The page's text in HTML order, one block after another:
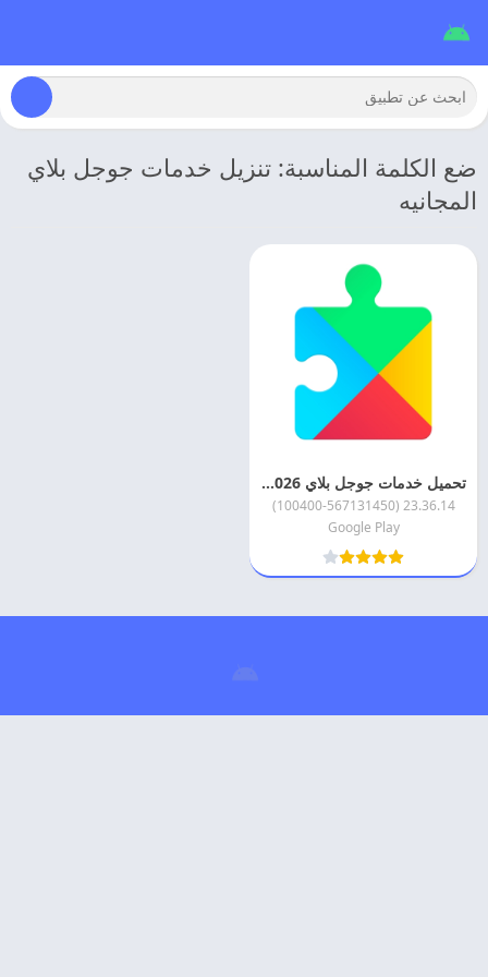
ضع الكلمة المناسبة: تنزيل خدمات جوجل بلاي
المجانيه
تحميل خدمات جوجل بلاي 2026 Google Play Services اخر تحديث مجانا
23.36.14 (100400-567131450)
Google Play